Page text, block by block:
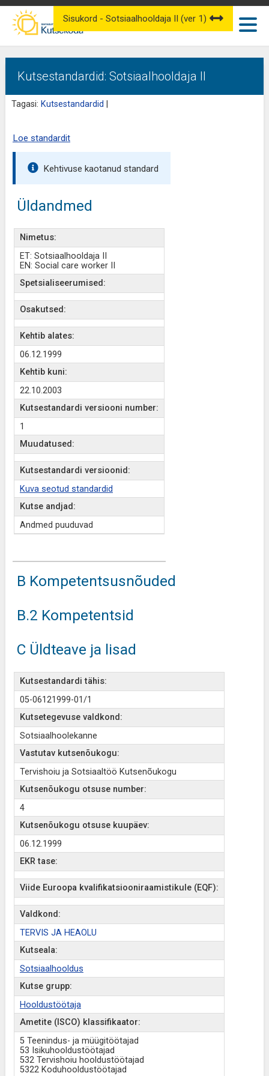
Kutsestandardid: Sotsiaalhooldaja II
Tagasi: Kutsestandardid
Sisukord - Sotsiaalhooldaja II (ver 1)
Loe standardit
Kehtivuse kaotanud standard
Üldandmed
Nimetus:
ET: Sotsiaalhooldaja II
EN: Social care worker II
Spetsialiseerumised:
Osakutsed:
Kehtib alates:
06.12.1999
Kehtib kuni:
22.10.2003
Kutsestandardi versiooni number:
1
Muudatused:
Kutsestandardi versioonid:
Kuva seotud standardid
Kutse andjad:
Andmed puuduvad
B Kompetentsusnõuded
B.2 Kompetentsid
C Üldteave ja lisad
Kutsestandardi tähis:
05-06121999-01/1
Kutsetegevuse valdkond:
Sotsiaalhoolekanne
Vastutav kutsenõukogu:
Tervishoiu ja Sotsiaaltöö Kutsenõukogu
Kutsenõukogu otsuse number:
4
Kutsenõukogu otsuse kuupäev:
06.12.1999
EKR tase:
Viide Euroopa kvalifikatsiooniraamistikule (EQF):
Valdkond:
TERVIS JA HEAOLU
Kutseala:
Sotsiaalhooldus
Kutse grupp:
Hooldustöötaja
Ametite (ISCO) klassifikaator:
5 Teenindus- ja müügitöötajad
53 Isikuhooldustöötajad
532 Tervishoiu hooldustöötajad
5322 Koduhooldustöötajad